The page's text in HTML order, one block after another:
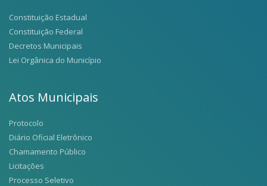
Constituição Estadual
Constituição Federal
Decretos Municipais
Lei Orgânica do Município
Atos Municipais
Protocolo
Diário Oficial Eletrônico
Chamamento Público
Licitações
Processo Seletivo